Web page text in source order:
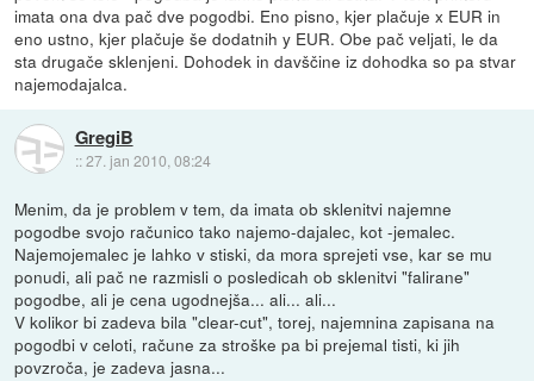
imata ona dva pač dve pogodbi. Eno pisno, kjer plačuje x EUR in
eno ustno, kjer plačuje še dodatnih y EUR. Obe pač veljati, le da
sta drugače sklenjeni. Dohodek in davščine iz dohodka so pa stvar
najemodajalca.
GregiB
::27. jan 2010, 08:24
Menim, da je problem v tem, da imata ob sklenitvi najemne
pogodbe svojo računico tako najemo-dajalec, kot -jemalec.
Najemojemalec je lahko v stiski, da mora sprejeti vse, kar se mu
ponudi, ali pač ne razmisli o posledicah ob sklenitvi "falirane"
pogodbe, ali je cena ugodnejša... ali... ali...
V kolikor bi zadeva bila "clear-cut", torej, najemnina zapisana na
pogodbi v celoti, račune za stroške pa bi prejemal tisti, ki jih
povzroča, je zadeva jasna...